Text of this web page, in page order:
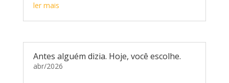
ler mais
Antes alguém dizia. Hoje, você escolhe.
abr/2026